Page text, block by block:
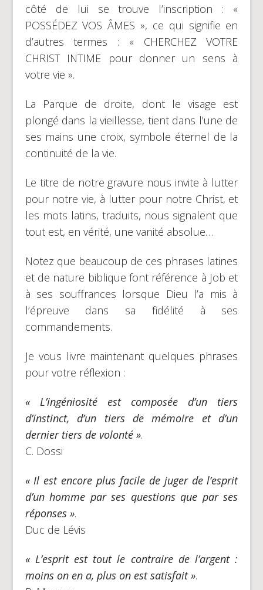
côté de lui se trouve l’inscription : «
POSSÉDEZ VOS ÂMES », ce qui signifie en
d’autres termes : « CHERCHEZ VOTRE
CHRIST INTIME pour donner un sens à
votre vie ».
La Parque de droite, dont le visage est
plongé dans la vieillesse, tient dans l’une de
ses mains une croix, symbole éternel de la
continuité de la vie.
Le titre de notre gravure nous invite à lutter
pour notre vie, à lutter pour notre Christ, et
les mots latins, traduits, nous signalent que
tout est, en vérité, une vanité absolue…
Notez que beaucoup de ces phrases latines
et de nature biblique font référence à Job et
à ses souffrances lorsque Dieu l’a mis à
l’épreuve dans sa fidélité à ses
commandements.
Je vous livre maintenant quelques phrases
pour votre réflexion :
« L’ingéniosité est composée d’un tiers
d’instinct, d’un tiers de mémoire et d’un
dernier tiers de volonté ».
C. Dossi
« Il est encore plus facile de juger de l’esprit
d’un homme par ses questions que par ses
réponses ».
Duc de Lévis
« L’esprit est tout le contraire de l’argent :
moins on en a, plus on est satisfait ».